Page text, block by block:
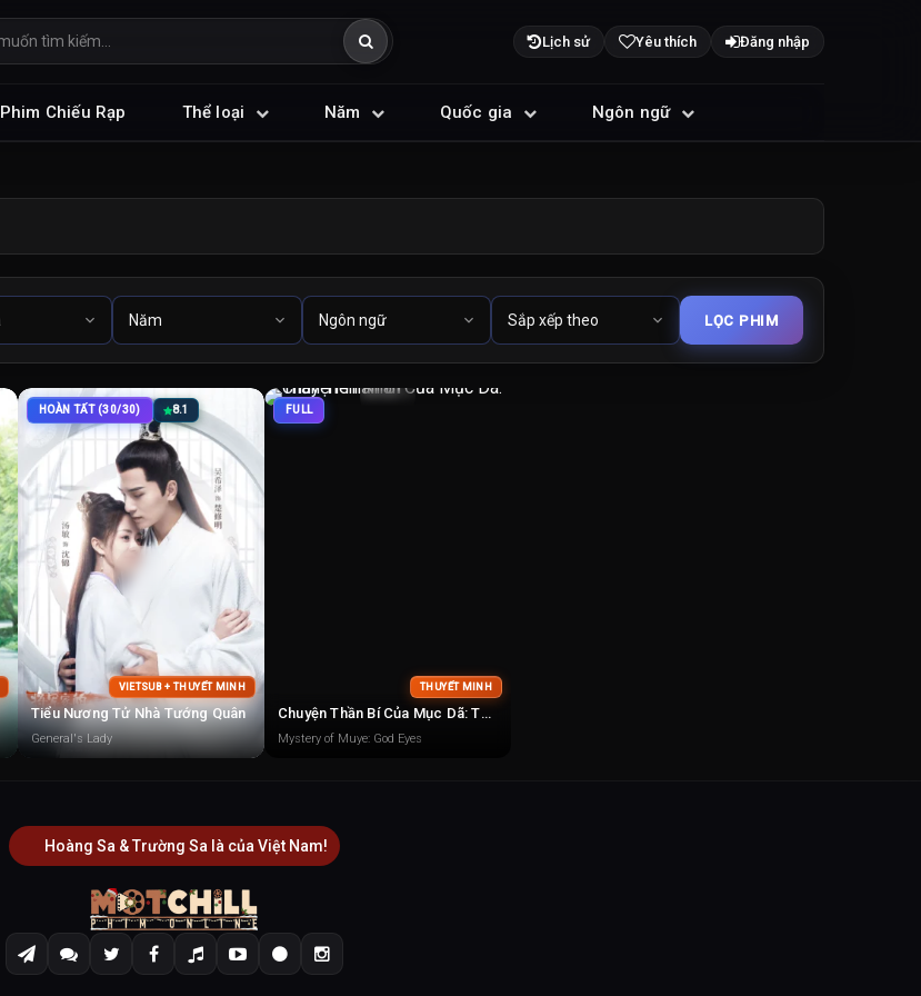
Lịch sử Yêu thích Đăng nhập
Phim Chiếu Rạp Thể loại Năm Quốc gia Ngôn ngữ
HOÀN TẤT (30/30) 8.1
VIETSUB + THUYẾT MINH
Tiểu Nương Tử Nhà Tướng Quân
General's Lady
FULL
THUYẾT MINH
Chuyện Thần Bí Của Mục Dã: Thần Tiên Nhãn
Mystery of Muye: God Eyes
Hoàng Sa & Trường Sa là của Việt Nam!